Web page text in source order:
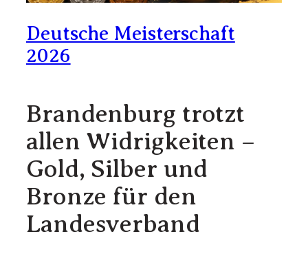
Deutsche Meisterschaft
2026
Brandenburg trotzt
allen Widrigkeiten –
Gold, Silber und
Bronze für den
Landesverband